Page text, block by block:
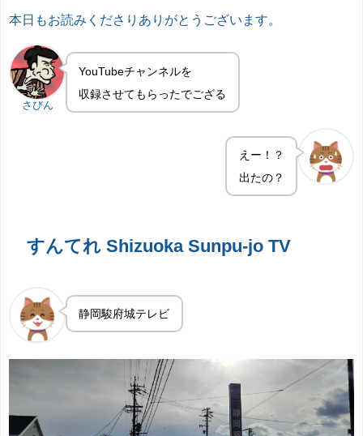
本日もお読みくださりありがとうございます。
さびん
YouTubeチャンネルを
収録させてもらったでござる
えー！？
出たの？
すんてれ Shizuoka Sunpu-jo TV
静岡駿府城テレビ